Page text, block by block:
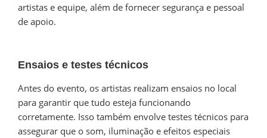
artistas e equipe, além de fornecer segurança e pessoal
de apoio.
Ensaios e testes técnicos
Antes do evento, os artistas realizam ensaios no local
para garantir que tudo esteja funcionando
corretamente. Isso também envolve testes técnicos para
assegurar que o som, iluminação e efeitos especiais